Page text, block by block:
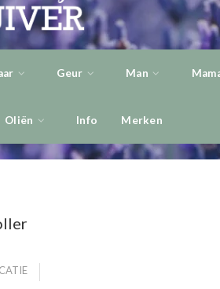
Geur Man
Oliën Info Merken